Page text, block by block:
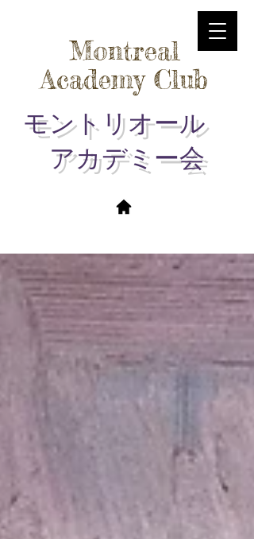
Montreal
Academy Club
モントリオール
アカデミー会